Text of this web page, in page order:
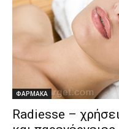
ΦΑΡΜΑΚΑ
Radiesse –